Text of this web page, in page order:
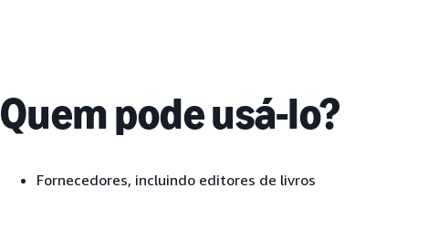
Quem pode usá-lo?
Fornecedores, incluindo editores de livros